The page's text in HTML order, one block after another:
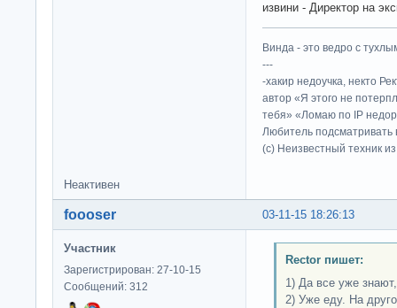
извини - Директор на
Винда - это ведро с
---
-хакир недоучка, некто
автор «Я этого не
тебя» «Ломаю по IP
Любитель подсматривать
(c) Неизвестный техник
Неактивен
03-11-15 18:26:13
foooser
Участник
Зарегистрирован: 27-10-15
Сообщений: 312
Rector пишет:
1) Да все уже
2) Уже еду. На